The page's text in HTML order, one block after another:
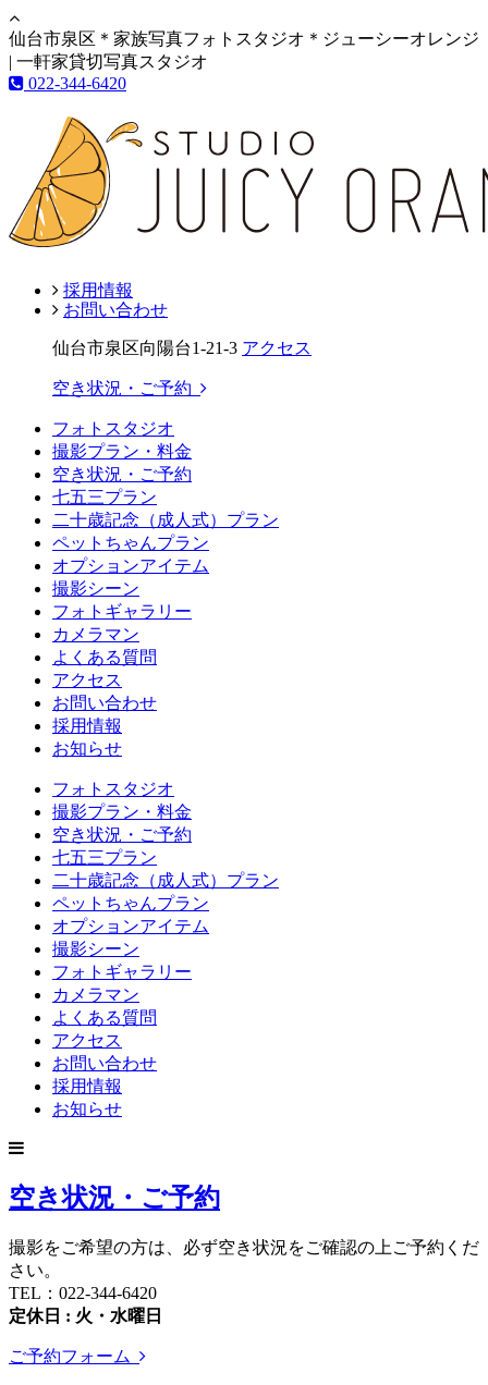
仙台市泉区＊家族写真フォトスタジオ＊ジューシーオレンジ
| 一軒家貸切写真スタジオ
022-344-6420
採用情報
お問い合わせ
仙台市泉区向陽台1-21-3 アクセス
空き状況・ご予約
フォトスタジオ
撮影プラン・料金
空き状況・ご予約
七五三プラン
二十歳記念（成人式）プラン
ペットちゃんプラン
オプションアイテム
撮影シーン
フォトギャラリー
カメラマン
よくある質問
アクセス
お問い合わせ
採用情報
お知らせ
フォトスタジオ
撮影プラン・料金
空き状況・ご予約
七五三プラン
二十歳記念（成人式）プラン
ペットちゃんプラン
オプションアイテム
撮影シーン
フォトギャラリー
カメラマン
よくある質問
アクセス
お問い合わせ
採用情報
お知らせ
空き状況・ご予約
撮影をご希望の方は、必ず空き状況をご確認の上ご予約くだ
さい。
TEL：022-344-6420
定休日 : 火・水曜日
ご予約フォーム